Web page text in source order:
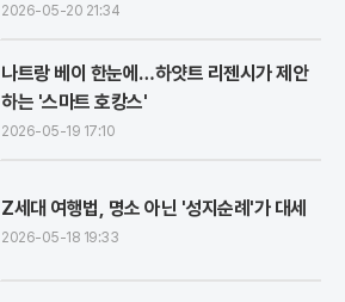
2026-05-20 21:34
나트랑 베이 한눈에…하얏트 리젠시가 제안
하는 '스마트 호캉스'
2026-05-19 17:10
Z세대 여행법, 명소 아닌 '성지순례'가 대세
2026-05-18 19:33